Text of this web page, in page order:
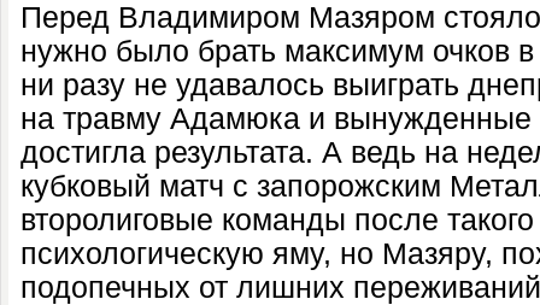
Перед Владимиром Мазяром
нужно было брать максимум очков в
ни разу не удавалось выиграть
на травму Адамюка и вынужденные
достигла результата. А ведь на
кубковый матч с запорожским
второлиговые команды после
психологическую яму, но Мазяру,
подопечных от лишних